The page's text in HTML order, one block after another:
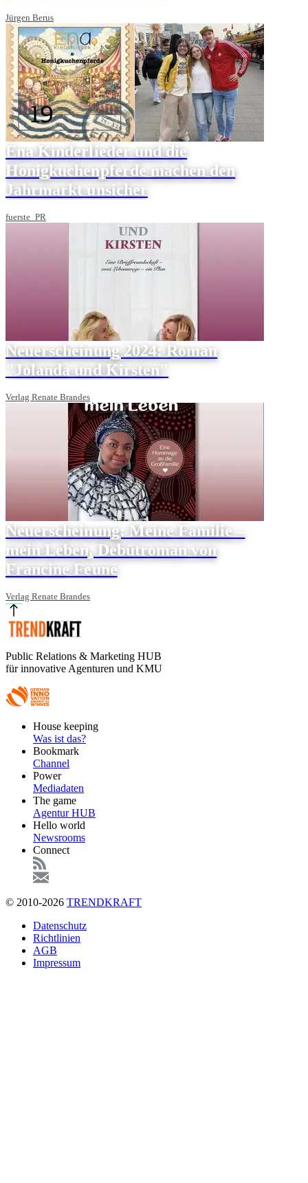
Jürgen Berus
Ena Kinderlieder und die
Honigkuchenpferde machen den
Jahrmarkt unsicher
fuerste_PR
Neuerscheinung 2024: Roman
"Jolanda und Kirsten"
Verlag Renate Brandes
Neuerscheinung: Meine Familie –
mein Leben, Debütroman von
Francine Feuné
Verlag Renate Brandes
Public Relations & Marketing HUB
für innovative Agenturen und KMU
FooterHouse keeping
Was ist das?
Bookmark
Channel
Power
Mediadaten
The game
Agentur HUB
Hello world
Newsrooms
Connect
© 2010-2026 TRENDKRAFT
FußzeileDatenschutz
Richtlinien
AGB
Impressum